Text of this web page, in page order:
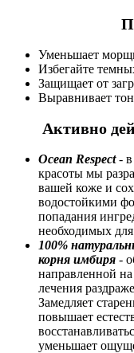
Уменьшает
Избегайте
Защищает от
Выравнивает
Активно
Ocean Respect- в
красоты мы
вашей коже и
водостойкими
попадания
необходимых
100%
корня имбиря -
направленной
лечения
Замедляет
повышает
уменьшает